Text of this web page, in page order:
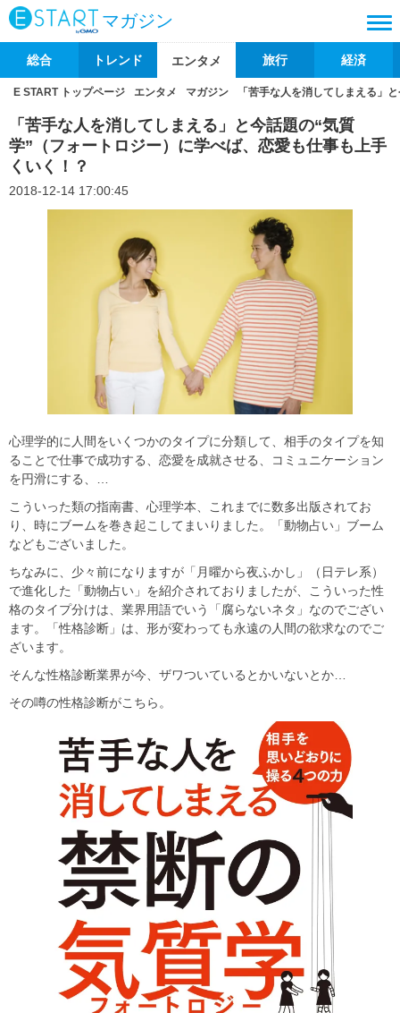
マガジン
総合 トレンド エンタメ 旅行 経済
E START トップページ エンタメ マガジン 「苦手な人を消してしまえる」
「苦手な人を消してしまえる」と今話題の“気質
学”（フォートロジー）に学べば、恋愛も仕事も上手
くいく！？
2018-12-14 17:00:45
心理学的に人間をいくつかのタイプに分類して、相手のタイプを知
ることで仕事で成功する、恋愛を成就させる、コミュニケーション
を円滑にする、…
こういった類の指南書、心理学本、これまでに数多出版されてお
り、時にブームを巻き起こしてまいりました。「動物占い」ブーム
などもございました。
ちなみに、少々前になりますが「月曜から夜ふかし」（日テレ系）
で進化した「動物占い」を紹介されておりましたが、こういった性
格のタイプ分けは、業界用語でいう「腐らないネタ」なのでござい
ます。「性格診断」は、形が変わっても永遠の人間の欲求なのでご
ざいます。
そんな性格診断業界が今、ザワついているとかいないとか…
その噂の性格診断がこちら。